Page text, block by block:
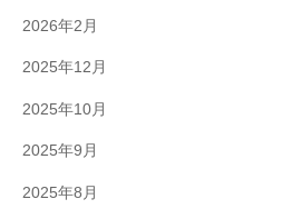
2026年2月
2025年12月
2025年10月
2025年9月
2025年8月